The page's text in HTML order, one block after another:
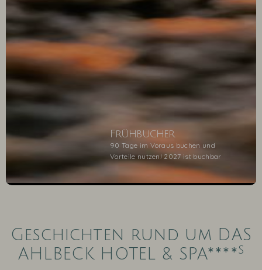
Frühbucher
90 Tage im Voraus buchen und
Vorteile nutzen! 2027 ist buchbar
Geschichten rund um DAS
AHLBECK HOTEL & SPA****s